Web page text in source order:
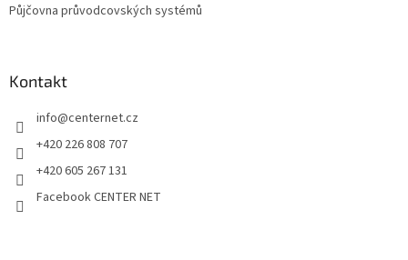
Půjčovna průvodcovských systémů
Kontakt
info@centernet.cz
+420 226 808 707
+420 605 267 131
Facebook CENTER NET